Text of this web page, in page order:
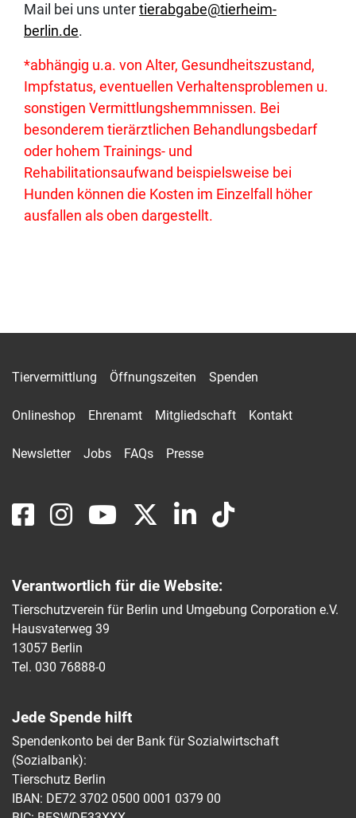
Mail bei uns untertierabgabe@tierheim-
berlin.de.
*abhängig u.a. von Alter, Gesundheitszustand,
Impfstatus, eventuellen Verhaltensproblemen u.
sonstigen Vermittlungshemmnissen. Bei
besonderem tierärztlichen Behandlungsbedarf
oder hohem Trainings- und
Rehabilitationsaufwand beispielsweise bei
Hunden können die Kosten im Einzelfall höher
ausfallen als oben dargestellt.
Tiervermittlung Öffnungszeiten Spenden
Onlineshop Ehrenamt Mitgliedschaft Kontakt
Newsletter Jobs FAQs Presse
Verantwortlich für die Website:
Tierschutzverein für Berlin und Umgebung Corporation e.V.
Hausvaterweg 39
13057 Berlin
Tel. 030 76888-0
Jede Spende hilft
Spendenkonto bei der Bank für Sozialwirtschaft
(Sozialbank):
Tierschutz Berlin
IBAN: DE72 3702 0500 0001 0379 00